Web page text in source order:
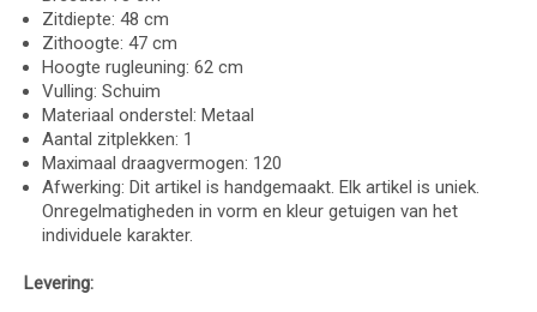
Zitdiepte: 48 cm
Zithoogte: 47 cm
Hoogte rugleuning: 62 cm
Vulling: Schuim
Materiaal onderstel: Metaal
Aantal zitplekken: 1
Maximaal draagvermogen: 120
Afwerking: Dit artikel is handgemaakt. Elk artikel is uniek.
Onregelmatigheden in vorm en kleur getuigen van het
individuele karakter.
Levering: